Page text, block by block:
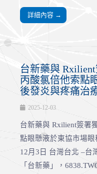
詳細內容 →
台新藥與
丙酸氯倍他索點
後發炎與疼痛治
2025-12-03
台新藥與 Rxilient簽署
點眼懸液於東協市場
12月3日 台灣台北 –台
「台新藥」，